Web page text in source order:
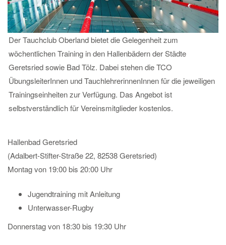
Der Tauchclub Oberland bietet die Gelegenheit zum
wöchentlichen Training in den Hallenbädern der Städte
Geretsried sowie Bad Tölz. Dabei stehen die TCO
ÜbungsleiterInnen und TauchlehrerinnenInnen für die jeweiligen
Trainingseinheiten zur Verfügung. Das Angebot ist
selbstverständlich für Vereinsmitglieder kostenlos.
Hallenbad Geretsried
(Adalbert-Stifter-Straße 22, 82538 Geretsried)
Montag von 19:00 bis 20:00 Uhr
Jugendtraining mit Anleitung
Unterwasser-Rugby
Donnerstag von 18:30 bis 19:30 Uhr